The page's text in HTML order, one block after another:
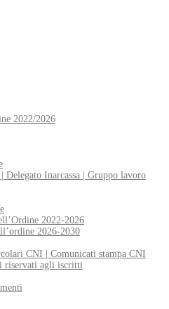
2022/2026
Delegato Inarcassa | Gruppo lavoro
2022-2026
2026-2030
CNI | Comunicati stampa CNI
riservati agli iscritti